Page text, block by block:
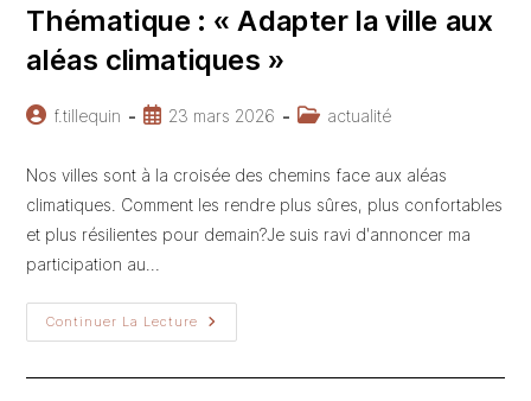
Thématique : « Adapter la ville aux
aléas climatiques »
Auteur/autrice
la
f.tillequin
Publication
23 mars 2026
Post actualité
Nos villes sont à la croisée des chemins face aux aléas
climatiques. Comment les rendre plus sûres, plus confortables
et plus résilientes pour demain?Je suis ravi d'annoncer ma
participation au…
Continuer La Lecture
[évènement]
Déjeuner